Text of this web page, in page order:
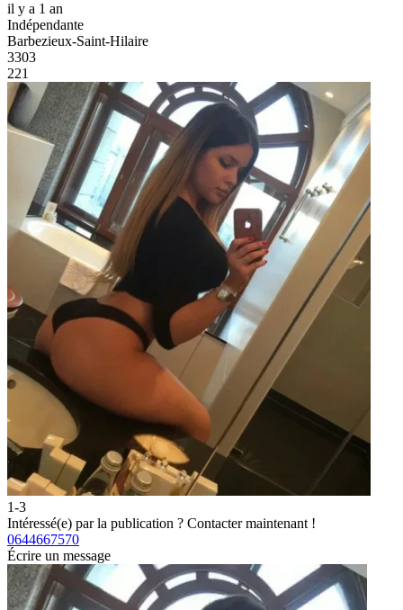
il y a 1 an
Indépendante
Barbezieux-Saint-Hilaire
3303
221
1-3
Intéressé(e) par la publication ? Contacter maintenant !
0644667570
Écrire un message